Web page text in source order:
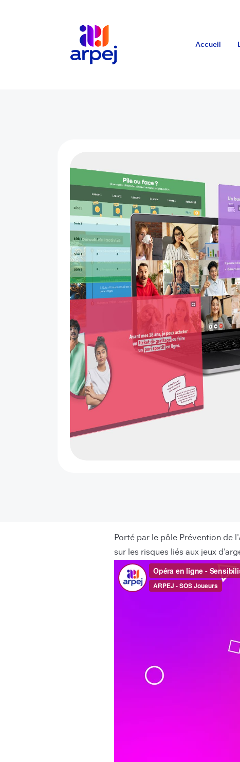
Accueil
Porté par le pôle Prévention de
sur les risques liés aux jeux